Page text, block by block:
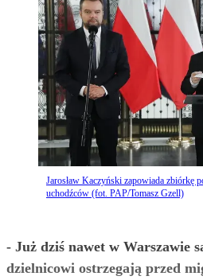
Jarosław Kaczyński zapowiada zbiórkę
uchodźców (fot. PAP/Tomasz Gzell)
- Już dziś nawet w Warszawie
dzielnicowi ostrzegają przed